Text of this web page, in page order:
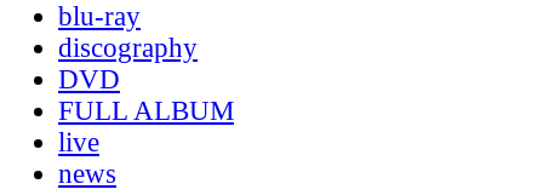
blu-ray
discography
DVD
FULL ALBUM
live
news